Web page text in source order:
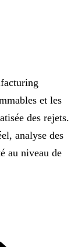
et les
des rejets.
analyse des
au niveau de